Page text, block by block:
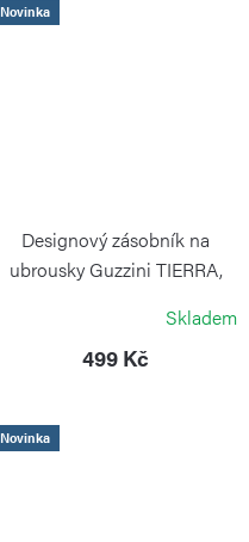
Novinka
Designový zásobník na
ubrousky Guzzini TIERRA,
Skladem
499 Kč
Novinka